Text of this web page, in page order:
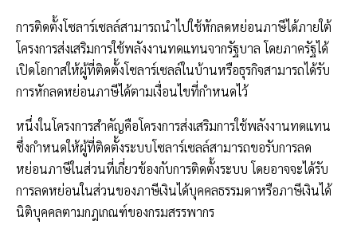
การติดตั้งโซลาร์เซลล์สามารถนำไปใช้หักลดหย่อนภาษีได้ภายใต้
โครงการส่งเสริมการใช้พลังงานทดแทนจากรัฐบาล โดยภาครัฐได้
เปิดโอกาสให้ผู้ที่ติดตั้งโซลาร์เซลล์ในบ้านหรือธุรกิจสามารถได้รับ
การหักลดหย่อนภาษีได้ตามเงื่อนไขที่กำหนดไว้
หนึ่งในโครงการสำคัญคือโครงการส่งเสริมการใช้พลังงานทดแทน
ซึ่งกำหนดให้ผู้ที่ติดตั้งระบบโซลาร์เซลล์สามารถขอรับการลด
หย่อนภาษีในส่วนที่เกี่ยวข้องกับการติดตั้งระบบ โดยอาจจะได้รับ
การลดหย่อนในส่วนของภาษีเงินได้บุคคลธรรมดาหรือภาษีเงินได้
นิติบุคคลตามกฎเกณฑ์ของกรมสรรพากร